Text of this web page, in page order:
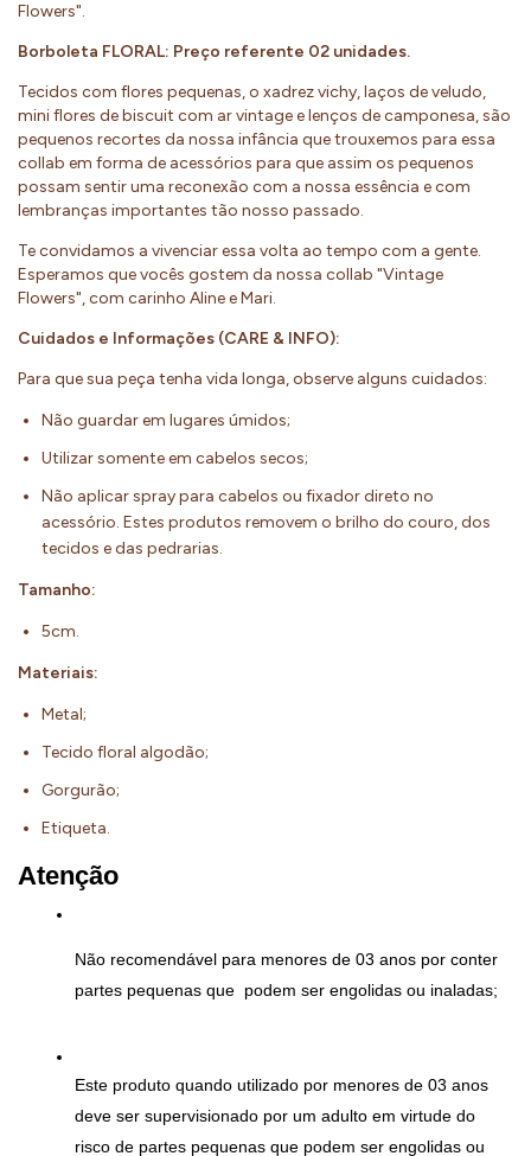
Flowers".
Borboleta FLORAL: Preço referente 02 unidades.
Tecidos com flores pequenas, o xadrez vichy, laços de veludo,
mini flores de biscuit com ar vintage e lenços de camponesa, são
pequenos recortes da nossa infância que trouxemos para essa
collab em forma de acessórios para que assim os pequenos
possam sentir uma reconexão com a nossa essência e com
lembranças importantes tão nosso passado.
Te convidamos a vivenciar essa volta ao tempo com a gente.
Esperamos que vocês gostem da nossa collab "Vintage
Flowers", com carinho Aline e Mari.
Cuidados e Informações (CARE & INFO):
Para que sua peça tenha vida longa, observe alguns cuidados:
Não guardar em lugares úmidos;
Utilizar somente em cabelos secos;
Não aplicar spray para cabelos ou fixador direto no
acessório. Estes produtos removem o brilho do couro, dos
tecidos e das pedrarias.
Tamanho:
5cm.
Materiais:
Metal;
Tecido floral algodão;
Gorgurão;
Etiqueta.
Atenção
Não recomendável para menores de 03 anos por conter
partes pequenas que  podem ser engolidas ou inaladas;
Este produto quando utilizado por menores de 03 anos
deve ser supervisionado por um adulto em virtude do
risco de partes pequenas que podem ser engolidas ou